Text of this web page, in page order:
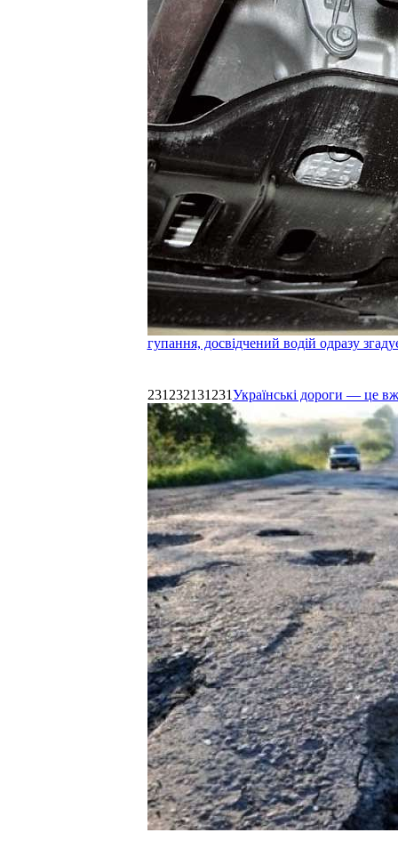
гупання, досвідчений водій одразу
231232131231Українські дороги — це